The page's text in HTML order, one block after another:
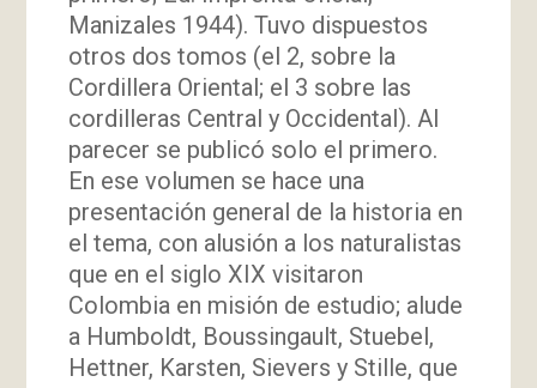
Manizales 1944). Tuvo dispuestos
otros dos tomos (el 2, sobre la
Cordillera Oriental; el 3 sobre las
cordilleras Central y Occidental). Al
parecer se publicó solo el primero.
En ese volumen se hace una
presentación general de la historia en
el tema, con alusión a los naturalistas
que en el siglo XIX visitaron
Colombia en misión de estudio; alude
a Humboldt, Boussingault, Stuebel,
Hettner, Karsten, Sievers y Stille, que